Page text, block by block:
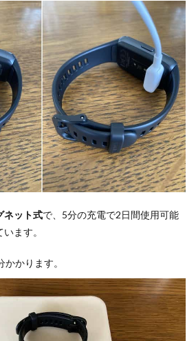
ネット式で、5分の充電で2日間使用可能
ます。
かります。